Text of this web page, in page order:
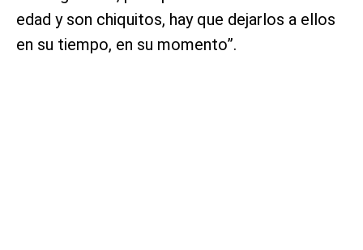
edad y son chiquitos, hay que dejarlos a ellos
en su tiempo, en su momento”.